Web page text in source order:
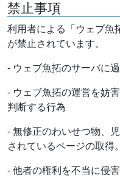
禁止事項
利用者による「ウェブ魚
が禁止されています。
- ウェブ魚拓のサーバに
- ウェブ魚拓の運営を妨
判断する行為
- 無修正のわいせつ物、
されているページの取得。
- 他者の権利を不当に侵